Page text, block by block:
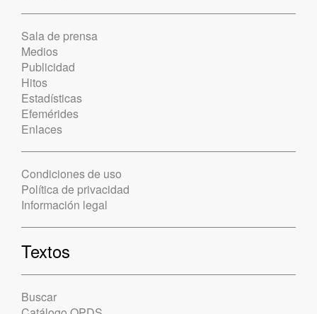
Sala de prensa
Medios
Publicidad
Hitos
Estadísticas
Efemérides
Enlaces
Condiciones de uso
Política de privacidad
Información legal
Textos
Buscar